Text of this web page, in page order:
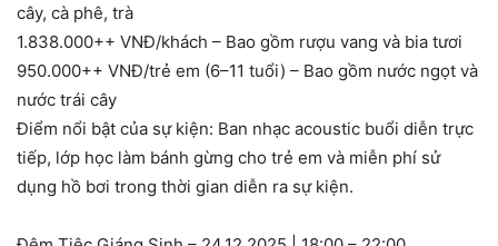
cây, cà phê, trà
1.838.000++ VNĐ/khách – Bao gồm rượu vang và bia tươi
950.000++ VNĐ/trẻ em (6–11 tuổi) – Bao gồm nước ngọt và
nước trái cây
Điểm nổi bật của sự kiện: Ban nhạc acoustic buổi diễn trực
tiếp, lớp học làm bánh gừng cho trẻ em và miễn phí sử
dụng hồ bơi trong thời gian diễn ra sự kiện.